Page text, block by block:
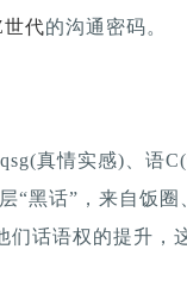
世代的沟通密码。
真情实感)、语
黑话”，来自饭圈
话语权的提升，